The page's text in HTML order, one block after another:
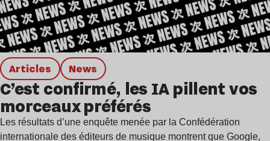
Articles news
C’est confirmé, les IA pillent vos
morceaux préférés
Les résultats d’une enquête menée par la Confédération
internationale des éditeurs de musique montrent que Google,